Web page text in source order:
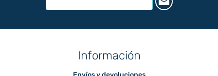
Información